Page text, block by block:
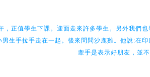
，正值學生下課。迎面走來許多學生。另外我們
男生手拉手走在一起。後來問問沙鹿雞。他說:在
牽手是表示好朋友，並